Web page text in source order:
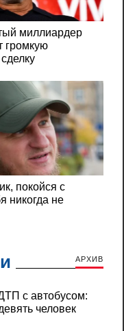
АРХИВ
с автобусом:
человек